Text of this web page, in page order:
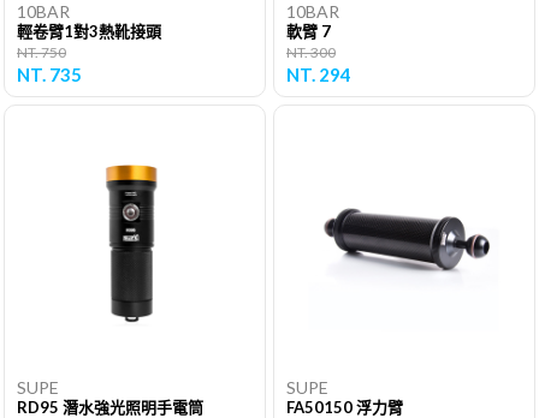
10BAR
輕卷臂1對3熱靴接頭
NT. 750
NT. 735
10BAR
軟臂 7
NT. 300
NT. 294
SUPE
RD95 潛水強光照明手電筒
SUPE
FA50150 浮力臂